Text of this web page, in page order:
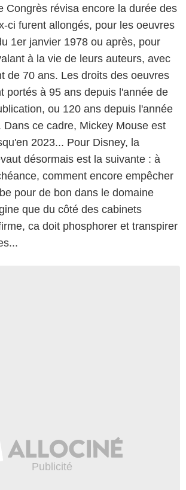
Congrès révisa encore la durée des
ci furent allongés, pour les oeuvres
1er janvier 1978 ou après, pour
à la vie de leurs auteurs, avec
de 70 ans. Les droits des oeuvres
portés à 95 ans depuis l'année de
ou 120 ans depuis l'année
Dans ce cadre, Mickey Mouse est
2023... Pour Disney, la
désormais est la suivante : à
comment encore empêcher
pour de bon dans le domaine
que du côté des cabinets
ca doit phosphorer et transpirer